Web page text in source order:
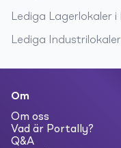
Lediga Lagerlokaler i
Lediga Industrilokaler
Om
Om oss
Vad är Portally?
Q&A